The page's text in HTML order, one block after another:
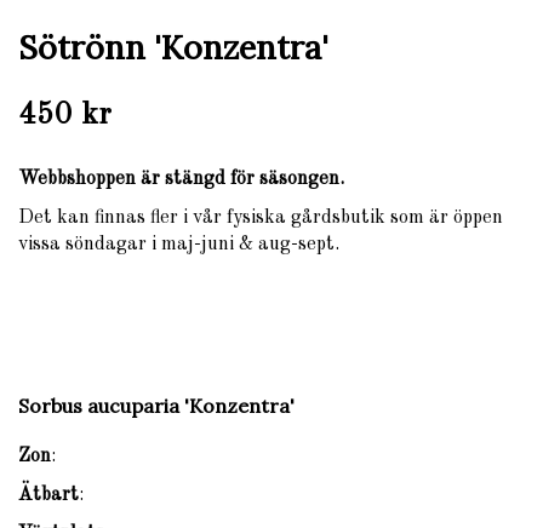
Sötrönn 'Konzentra'
450 kr
Webbshoppen är stängd för säsongen.
Det kan finnas fler i vår fysiska gårdsbutik som är öppen
vissa söndagar i maj-juni & aug-sept.
Sorbus aucuparia 'Konzentra'
Zon:
Ätbart: